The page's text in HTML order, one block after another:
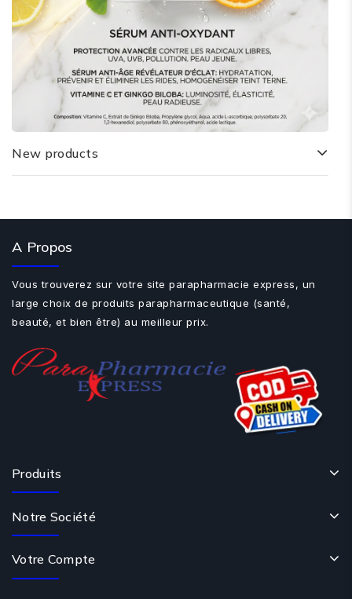
New products
A Propos
Vous trouverez sur votre site parapharmacie express, un
large choix de produits parapharmaceutique (santé,
beauté, et bien être) au meilleur prix.
Produits
Notre Société
Votre Compte